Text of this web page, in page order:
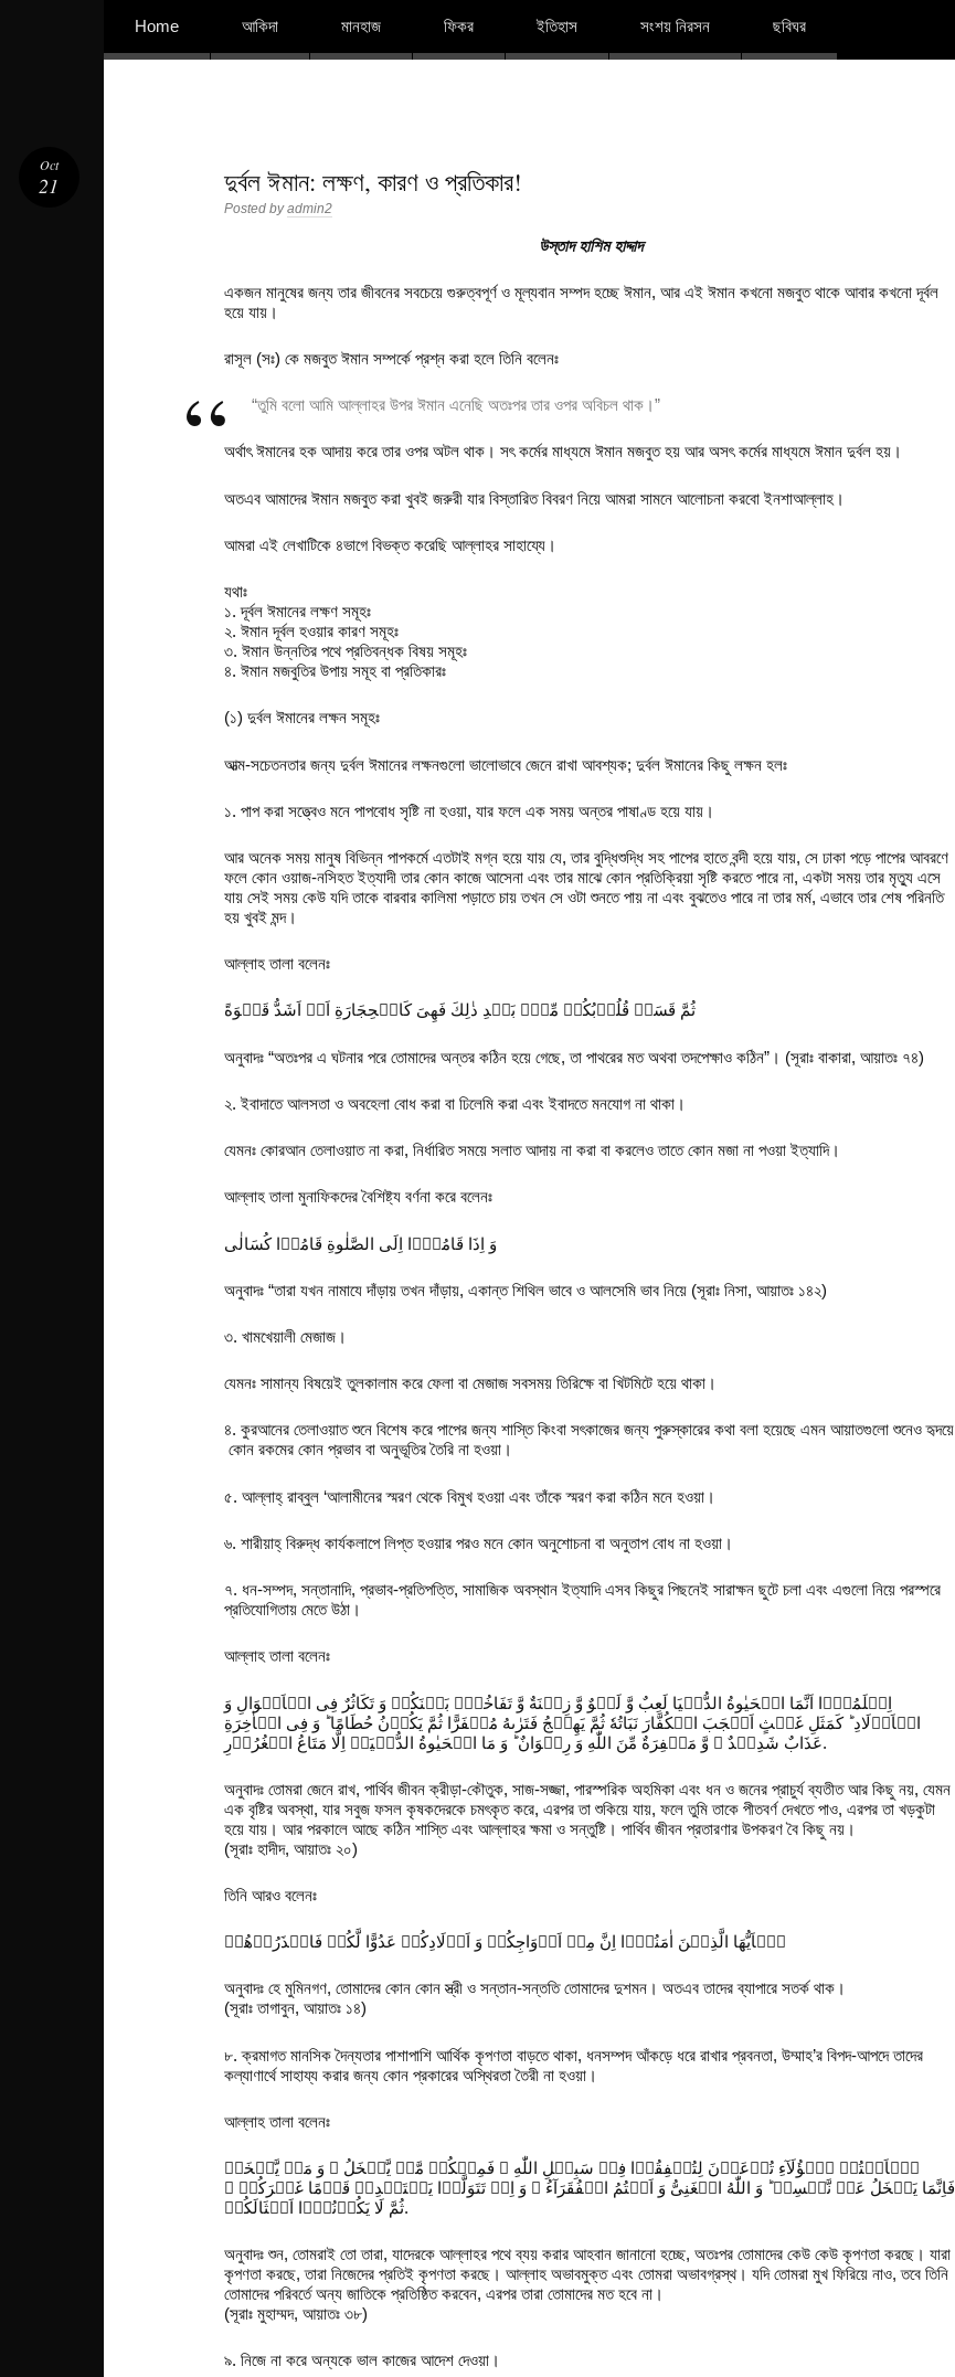
দারুল ইলম
Skip to content
Home আকিদা মানহাজ ফিকর ইতিহাস সংশয় নিরসন ছবিঘর
দুর্বল ঈমান: লক্ষণ, কারণ ও প্রতিকার!
Posted byadmin2
উস্তাদ হাশিম হাদ্দাদ
একজন মানুষের জন্য তার জীবনের সবচেয়ে গুরুত্বপূর্ণ ও মূল্যবান সম্পদ হচ্ছে ঈমান, আর এই ঈমান কখনো মজবুত থাকে আবার কখনো দূর্বল
হয়ে যায়।
রাসূল (সঃ) কে মজবুত ঈমান সম্পর্কে প্রশ্ন করা হলে তিনি বলেনঃ
“তুমি বলো আমি আল্লাহর উপর ঈমান এনেছি অতঃপর তার ওপর অবিচল থাক।”
অর্থাৎ ঈমানের হক আদায় করে তার ওপর অটল থাক। সৎ কর্মের মাধ্যমে ঈমান মজবুত হয় আর অসৎ কর্মের মাধ্যমে ঈমান দুর্বল হয়।
অতএব আমাদের ঈমান মজবুত করা খুবই জরুরী যার বিস্তারিত বিবরণ নিয়ে আমরা সামনে আলোচনা করবো ইনশাআল্লাহ।
আমরা এই লেখাটিকে ৪ভাগে বিভক্ত করেছি আল্লাহর সাহায্যে।
যথাঃ
১. দূর্বল ঈমানের লক্ষণ সমূহঃ
২. ঈমান দূর্বল হওয়ার কারণ সমূহঃ
৩. ঈমান উন্নতির পথে প্রতিবন্ধক বিষয় সমূহঃ
৪. ঈমান মজবুতির উপায় সমূহ বা প্রতিকারঃ
(১) দুর্বল ঈমানের লক্ষন সমূহঃ
আত্ম-সচেতনতার জন্য দুর্বল ঈমানের লক্ষনগুলো ভালোভাবে জেনে রাখা আবশ্যক; দুর্বল ঈমানের কিছু লক্ষন হলঃ
১. পাপ করা সত্ত্বেও মনে পাপবোধ সৃষ্টি না হওয়া, যার ফলে এক সময় অন্তর পাষাণ্ড হয়ে যায়।
আর অনেক সময় মানুষ বিভিন্ন পাপকর্মে এতটাই মগ্ন হয়ে যায় যে, তার বুদ্ধিশুদ্ধি সহ পাপের হাতে বন্দী হয়ে যায়, সে ঢাকা পড়ে পাপের আবরণে
ফলে কোন ওয়াজ-নসিহত ইত্যাদী তার কোন কাজে আসেনা এবং তার মাঝে কোন প্রতিক্রিয়া সৃষ্টি করতে পারে না, একটা সময় তার মৃত্যু এসে
যায় সেই সময় কেউ যদি তাকে বারবার কালিমা পড়াতে চায় তখন সে ওটা শুনতে পায় না এবং বুঝতেও পারে না তার মর্ম, এভাবে তার শেষ পরিনতি
হয় খুবই মন্দ।
আল্লাহ তালা বলেনঃ
ثُمَّ قَسَتۡ قُلُوۡبُكُمۡ مِّنۡۢ بَعۡدِ ذٰلِكَ فَهِیَ كَالۡحِجَارَةِ اَوۡ اَشَدُّ قَسۡوَةً
অনুবাদঃ “অতঃপর এ ঘটনার পরে তোমাদের অন্তর কঠিন হয়ে গেছে, তা পাথরের মত অথবা তদপেক্ষাও কঠিন”। (সূরাঃ বাকারা, আয়াতঃ ৭৪)
২. ইবাদাতে আলসতা ও অবহেলা বোধ করা বা ঢিলেমি করা এবং ইবাদতে মনযোগ না থাকা।
যেমনঃ কোরআন তেলাওয়াত না করা, নির্ধারিত সময়ে সলাত আদায় না করা বা করলেও তাতে কোন মজা না পওয়া ইত্যাদি।
আল্লাহ তালা মুনাফিকদের বৈশিষ্ট্য বর্ণনা করে বলেনঃ
وَ اِذَا قَامُوۡۤا اِلَی الصَّلٰوةِ قَامُوۡا كُسَالٰی
অনুবাদঃ “তারা যখন নামাযে দাঁড়ায় তখন দাঁড়ায়, একান্ত শিথিল ভাবে ও আলসেমি ভাব নিয়ে (সূরাঃ নিসা, আয়াতঃ ১৪২)
৩. খামখেয়ালী মেজাজ।
যেমনঃ সামান্য বিষয়েই তুলকালাম করে ফেলা বা মেজাজ সবসময় তিরিক্ষে বা খিটমিটে হয়ে থাকা।
৪. কুরআনের তেলাওয়াত শুনে বিশেষ করে পাপের জন্য শাস্তি কিংবা সৎকাজের জন্য পুরুস্কারের কথা বলা হয়েছে এমন আয়াতগুলো শুনেও হৃদয়ে
কোন রকমের কোন প্রভাব বা অনুভূতির তৈরি না হওয়া।
৫. আল্লাহ্‌ রাব্বুল ‘আলামীনের স্মরণ থেকে বিমুখ হওয়া এবং তাঁকে স্মরণ করা কঠিন মনে হওয়া।
৬. শারীয়াহ্‌ বিরুদ্ধ কার্যকলাপে লিপ্ত হওয়ার পরও মনে কোন অনুশোচনা বা অনুতাপ বোধ না হওয়া।
৭. ধন-সম্পদ, সন্তানাদি, প্রভাব-প্রতিপত্তি, সামাজিক অবস্থান ইত্যাদি এসব কিছুর পিছনেই সারাক্ষন ছুটে চলা এবং এগুলো নিয়ে পরস্পরে
প্রতিযোগিতায় মেতে উঠা।
আল্লাহ তালা বলেনঃ
اِعۡلَمُوۡۤا اَنَّمَا الۡحَیٰوةُ الدُّنۡیَا لَعِبٌ وَّ لَهۡوٌ وَّ زِیۡنَةٌ وَّ تَفَاخُرٌۢ بَیۡنَكُمۡ وَ تَكَاثُرٌ فِی الۡاَمۡوَالِ وَ
الۡاَوۡلَادِ ؕ كَمَثَلِ غَیۡثٍ اَعۡجَبَ الۡكُفَّارَ نَبَاتُهٗ ثُمَّ یَهِیۡجُ فَتَرٰىهُ مُصۡفَرًّا ثُمَّ یَكُوۡنُ حُطَامًا ؕ وَ فِی الۡاٰخِرَةِ
عَذَابٌ شَدِیۡدٌ ۙ وَّ مَغۡفِرَةٌ مِّنَ اللّٰهِ وَ رِضۡوَانٌ ؕ وَ مَا الۡحَیٰوةُ الدُّنۡیَاۤ اِلَّا مَتَاعُ الۡغُرُوۡرِ.
অনুবাদঃ তোমরা জেনে রাখ, পার্থিব জীবন ক্রীড়া-কৌতুক, সাজ-সজ্জা, পারস্পরিক অহমিকা এবং ধন ও জনের প্রাচুর্য ব্যতীত আর কিছু নয়, যেমন
এক বৃষ্টির অবস্থা, যার সবুজ ফসল কৃষকদেরকে চমৎকৃত করে, এরপর তা শুকিয়ে যায়, ফলে তুমি তাকে পীতবর্ণ দেখতে পাও, এরপর তা খড়কুটা
হয়ে যায়। আর পরকালে আছে কঠিন শাস্তি এবং আল্লাহর ক্ষমা ও সন্তুষ্টি। পার্থিব জীবন প্রতারণার উপকরণ বৈ কিছু নয়।
(সূরাঃ হাদীদ, আয়াতঃ ২০)
তিনি আরও বলেনঃ
یٰۤاَیُّهَا الَّذِیۡنَ اٰمَنُوۡۤا اِنَّ مِنۡ اَزۡوَاجِكُمۡ وَ اَوۡلَادِكُمۡ عَدُوًّا لَّكُمۡ فَاحۡذَرُوۡهُمۡ
অনুবাদঃ হে মুমিনগণ, তোমাদের কোন কোন স্ত্রী ও সন্তান-সন্ততি তোমাদের দুশমন। অতএব তাদের ব্যাপারে সতর্ক থাক।
(সূরাঃ তাগাবুন, আয়াতঃ ১৪)
৮. ক্রমাগত মানসিক দৈন্যতার পাশাপাশি আর্থিক কৃপণতা বাড়তে থাকা, ধনসম্পদ আঁকড়ে ধরে রাখার প্রবনতা, উম্মাহ’র বিপদ-আপদে তাদের
কল্যাণার্থে সাহায্য করার জন্য কোন প্রকারের অস্থিরতা তৈরী না হওয়া।
আল্লাহ তালা বলেনঃ
هٰۤاَنۡتُمۡ هٰۤؤُلَآءِ تُدۡعَوۡنَ لِتُنۡفِقُوۡا فِیۡ سَبِیۡلِ اللّٰهِ ۚ فَمِنۡكُمۡ مَّنۡ یَّبۡخَلُ ۚ وَ مَنۡ یَّبۡخَلۡ
فَاِنَّمَا یَبۡخَلُ عَنۡ نَّفۡسِهٖ ؕ وَ اللّٰهُ الۡغَنِیُّ وَ اَنۡتُمُ الۡفُقَرَآءُ ۚ وَ اِنۡ تَتَوَلَّوۡا یَسۡتَبۡدِلۡ قَوۡمًا غَیۡرَكُمۡ ۙ
ثُمَّ لَا یَكُوۡنُوۡۤا اَمۡثَالَكُمۡ.
অনুবাদঃ শুন, তোমরাই তো তারা, যাদেরকে আল্লাহর পথে ব্যয় করার আহবান জানানো হচ্ছে, অতঃপর তোমাদের কেউ কেউ কৃপণতা করছে। যারা
কৃপণতা করছে, তারা নিজেদের প্রতিই কৃপণতা করছে। আল্লাহ অভাবমুক্ত এবং তোমরা অভাবগ্রস্থ। যদি তোমরা মুখ ফিরিয়ে নাও, তবে তিনি
তোমাদের পরিবর্তে অন্য জাতিকে প্রতিষ্ঠিত করবেন, এরপর তারা তোমাদের মত হবে না।
(সূরাঃ মুহাম্মদ, আয়াতঃ ৩৮)
৯. নিজে না করে অন্যকে ভাল কাজের আদেশ দেওয়া।
Oct
21